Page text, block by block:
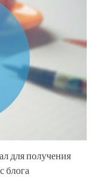
для получения
блога